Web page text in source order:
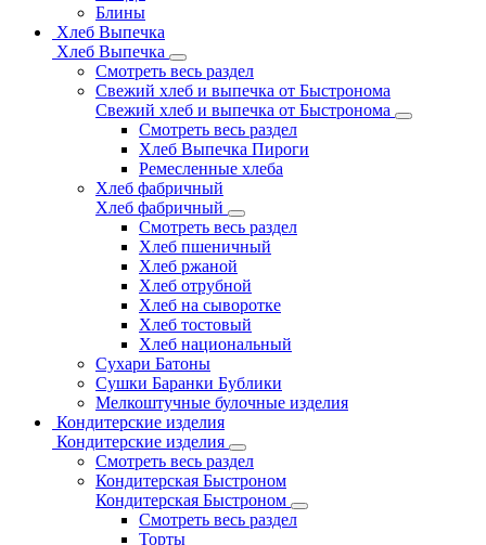
Блины
Хлеб Выпечка
Хлеб Выпечка
Смотреть весь раздел
Свежий хлеб и выпечка от Быстронома
Свежий хлеб и выпечка от Быстронома
Смотреть весь раздел
Хлеб Выпечка Пироги
Ремесленные хлеба
Хлеб фабричный
Хлеб фабричный
Смотреть весь раздел
Хлеб пшеничный
Хлеб ржаной
Хлеб отрубной
Хлеб на сыворотке
Хлеб тостовый
Хлеб национальный
Сухари Батоны
Сушки Баранки Бублики
Мелкоштучные булочные изделия
Кондитерские изделия
Кондитерские изделия
Смотреть весь раздел
Кондитерская Быстроном
Кондитерская Быстроном
Смотреть весь раздел
Торты